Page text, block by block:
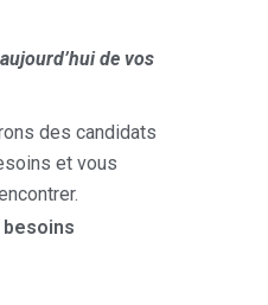
de vos
des candidats
et vous